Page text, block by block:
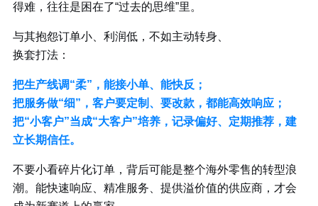
得难，往往是困在了“过去的思维”里。
与其抱怨订单小、利润低，不如主动转身、
换套打法：
把生产线调“柔”，能接小单、能快反；
把服务做“细”，客户要定制、要改款，都能高效响应；
把“小客户”当成“大客户”培养，记录偏好、定期推荐，建
立长期信任。
不要小看碎片化订单，背后可能是整个海外零售的转型浪
潮。能快速响应、精准服务、提供溢价值的供应商，才会